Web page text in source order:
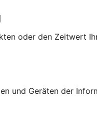
oder den Zeitwert
und Geräten der